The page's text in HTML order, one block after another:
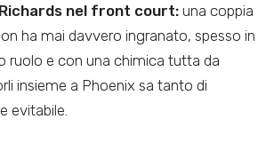
nel front court: una coppia
ha mai davvero ingranato, spesso in
ruolo e con una chimica tutta da
insieme a Phoenix sa tanto di
evitabile.